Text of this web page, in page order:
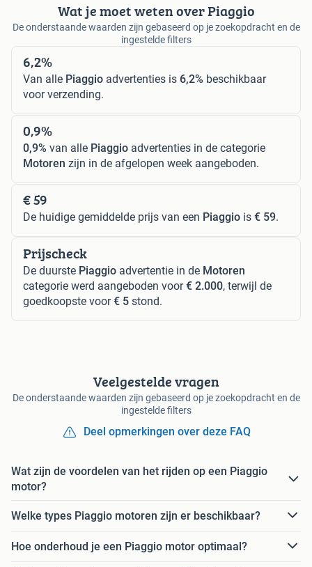
Wat je moet weten over Piaggio
De onderstaande waarden zijn gebaseerd op je zoekopdracht en de
ingestelde filters
6,2%
Van alle Piaggio advertenties is 6,2% beschikbaar
voor verzending.
0,9%
0,9% van alle Piaggio advertenties in de categorie
Motoren zijn in de afgelopen week aangeboden.
€ 59
De huidige gemiddelde prijs van een Piaggio is € 59.
Prijscheck
De duurste Piaggio advertentie in de Motoren
categorie werd aangeboden voor€ 2.000, terwijl de
goedkoopste voor€ 5 stond.
Veelgestelde vragen
De onderstaande waarden zijn gebaseerd op je zoekopdracht en de
ingestelde filters
Deel opmerkingen over deze FAQ
Wat zijn de voordelen van het rijden op een Piaggio
motor?
Welke types Piaggio motoren zijn er beschikbaar?
Hoe onderhoud je een Piaggio motor optimaal?